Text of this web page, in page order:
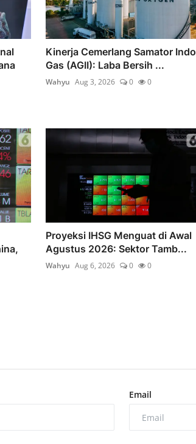
Kinerja Cemerlang Samator Indo
Gas (AGII): Laba Bersih ...
Wahyu Aug 3, 2026 0 0
Proyeksi IHSG Menguat di Awal
Agustus 2026: Sektor Tamb...
Wahyu Aug 6, 2026 0 0
Email